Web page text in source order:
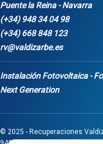
Puente la Reina - Navarra
(+34) 948 34 04 98
(+34) 668 848 123
rv@valdizarbe.es
Instalación Fotovoltaica -
Next Generation
© 2025 - Recuperaciones